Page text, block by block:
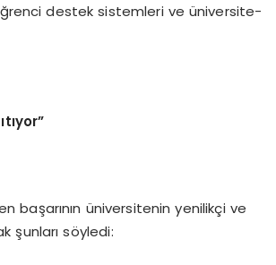
destek sistemleri ve üniversite-
başarının üniversitenin yenilikçi ve
şunları söyledi: